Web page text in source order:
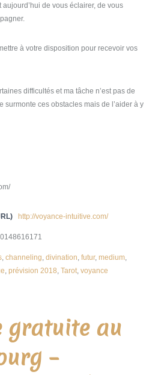
de vous éclairer, de vous
à votre disposition pour recevoir vos
difficultés et ma tâche n’est pas de
surmonte ces obstacles mais de l’aider à y
http://voyance-intuitive.com/
0148616171
channeling divination futur, medium
prévision 2018 Tarot voyance
gratuite au
–